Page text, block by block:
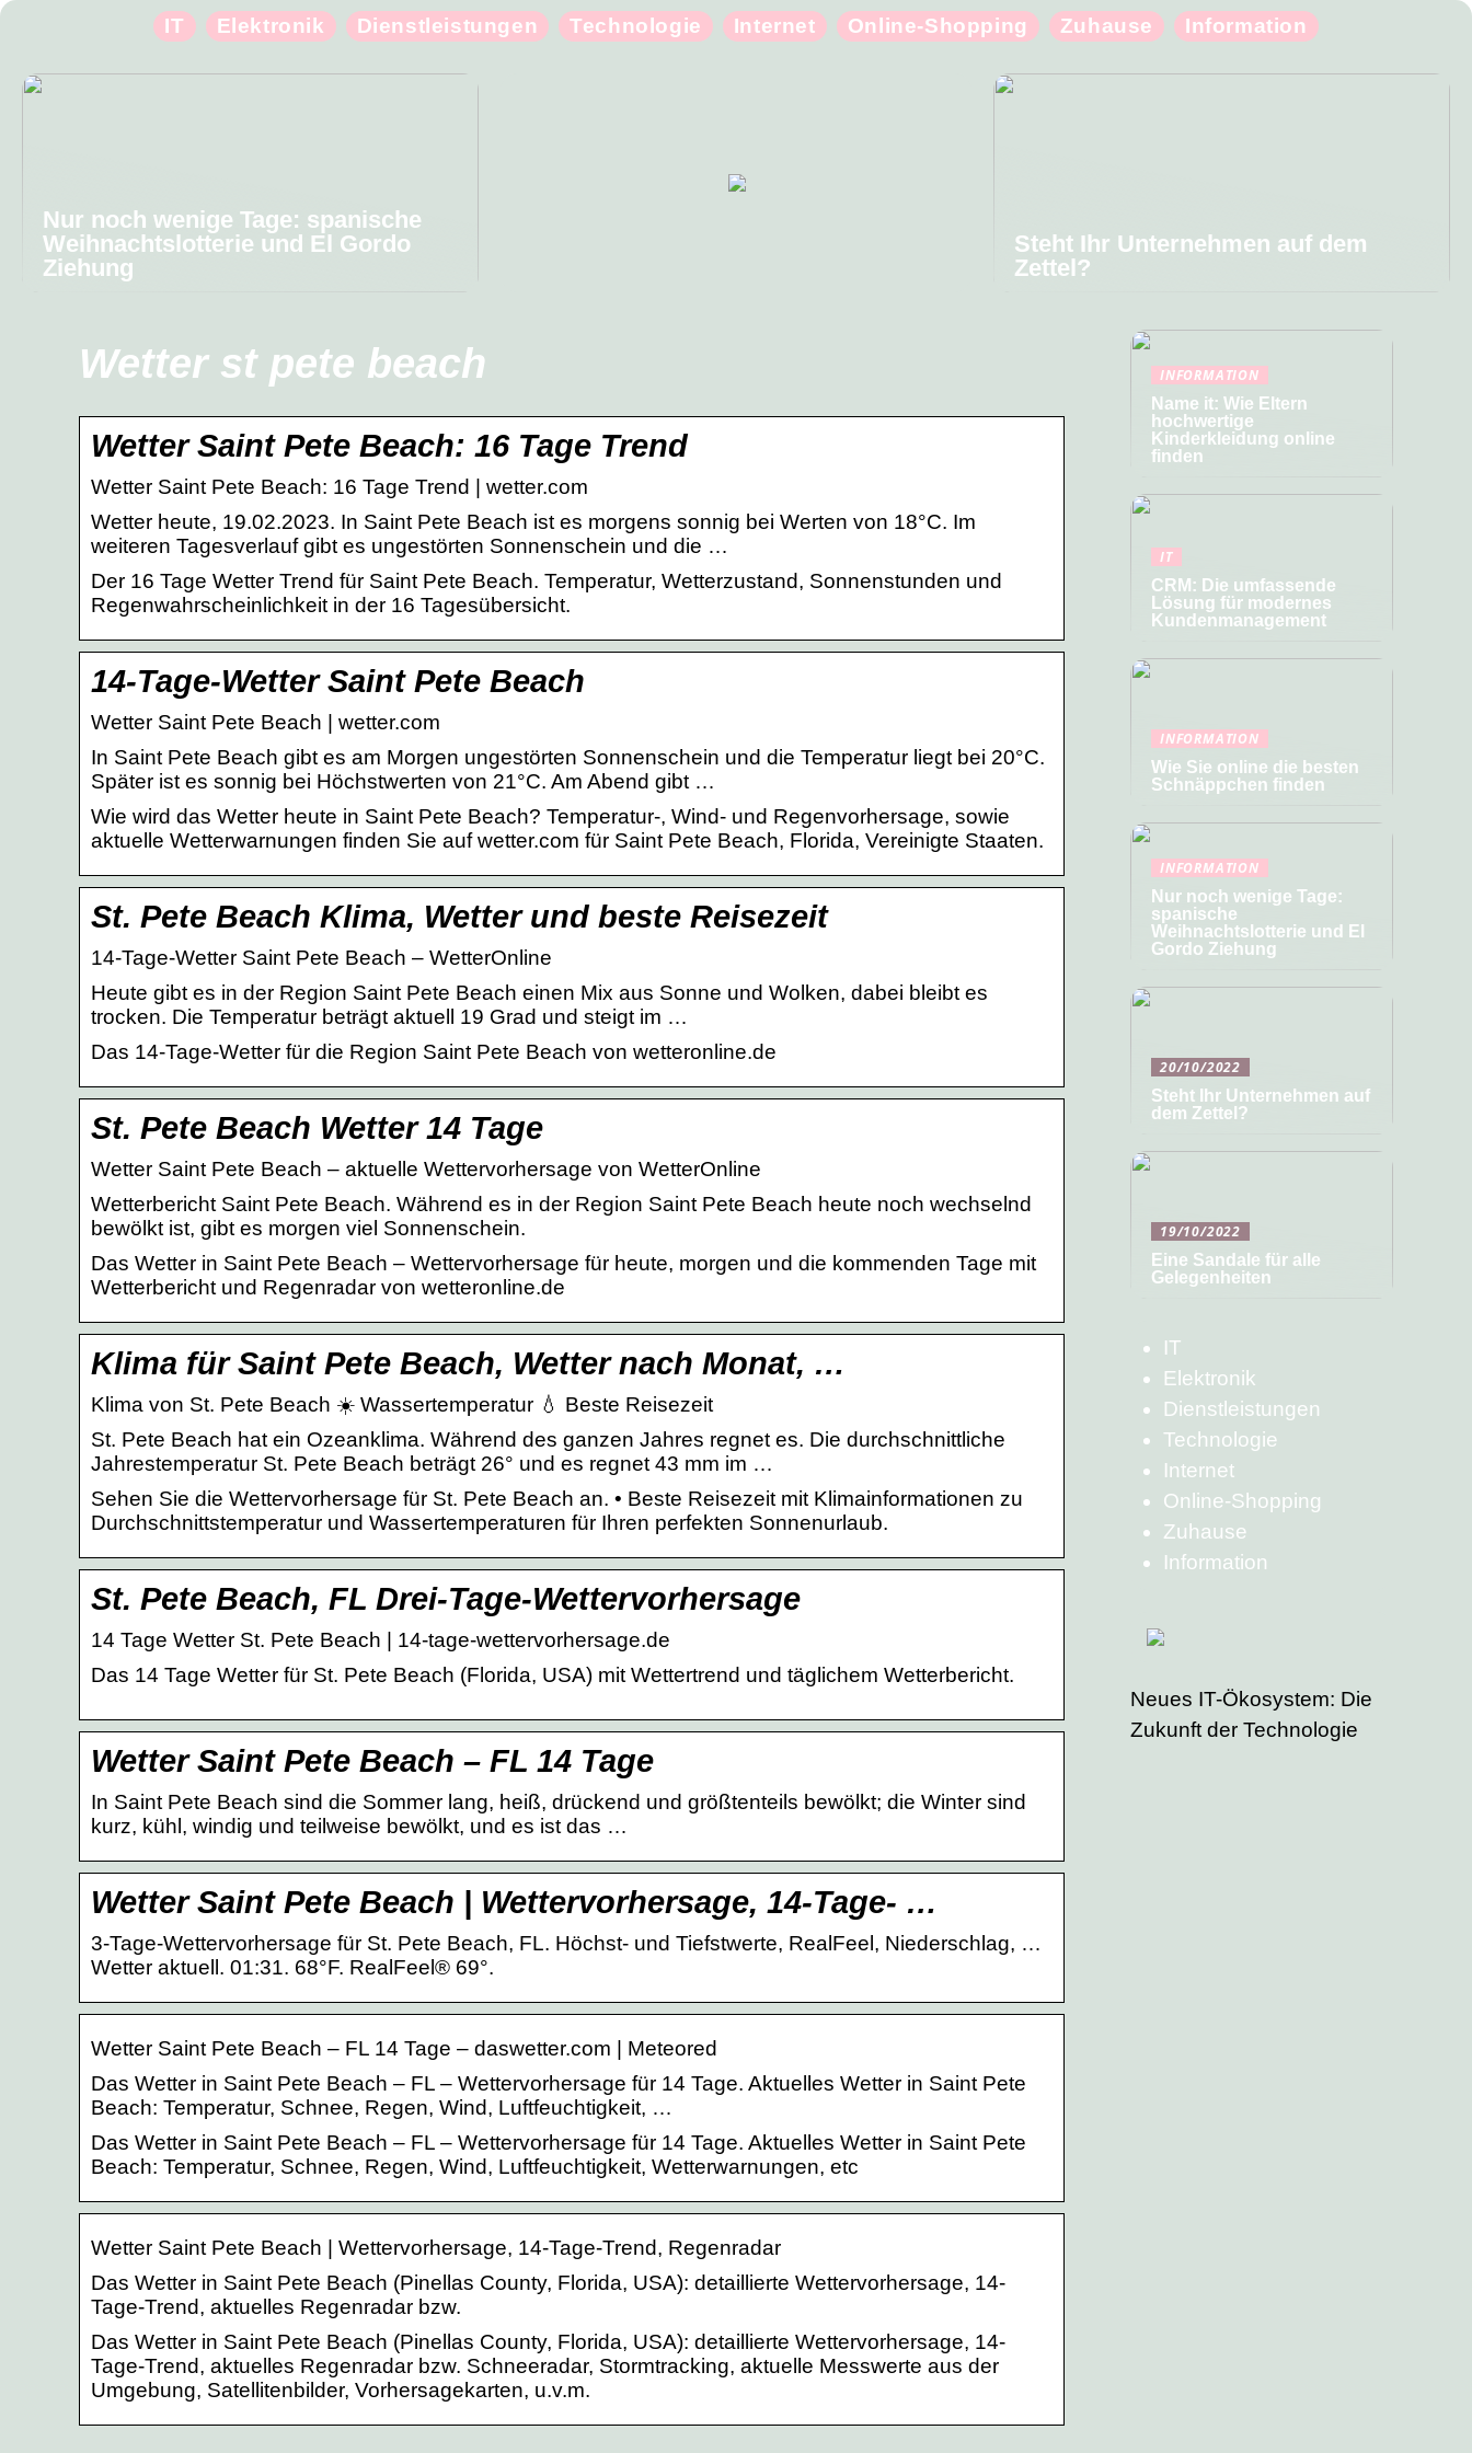
IT Elektronik Dienstleistungen Technologie Internet Online-Shopping Zuhause Information
Nur noch wenige Tage: spanische
Weihnachtslotterie und El Gordo
Ziehung
Steht Ihr Unternehmen auf dem
Zettel?
Wetter st pete beach
Wetter Saint Pete Beach: 16 Tage Trend
Wetter Saint Pete Beach: 16 Tage Trend | wetter.com
Wetter heute, 19.02.2023. In Saint Pete Beach ist es morgens sonnig bei Werten von 18°C. Im
weiteren Tagesverlauf gibt es ungestörten Sonnenschein und die …
Der 16 Tage Wetter Trend für Saint Pete Beach. Temperatur, Wetterzustand, Sonnenstunden und
Regenwahrscheinlichkeit in der 16 Tagesübersicht.
14-Tage-Wetter Saint Pete Beach
Wetter Saint Pete Beach | wetter.com
In Saint Pete Beach gibt es am Morgen ungestörten Sonnenschein und die Temperatur liegt bei 20°C.
Später ist es sonnig bei Höchstwerten von 21°C. Am Abend gibt …
Wie wird das Wetter heute in Saint Pete Beach? Temperatur-, Wind- und Regenvorhersage, sowie
aktuelle Wetterwarnungen finden Sie auf wetter.com für Saint Pete Beach, Florida, Vereinigte Staaten.
St. Pete Beach Klima, Wetter und beste Reisezeit
14-Tage-Wetter Saint Pete Beach – WetterOnline
Heute gibt es in der Region Saint Pete Beach einen Mix aus Sonne und Wolken, dabei bleibt es
trocken. Die Temperatur beträgt aktuell 19 Grad und steigt im …
Das 14-Tage-Wetter für die Region Saint Pete Beach von wetteronline.de
St. Pete Beach Wetter 14 Tage
Wetter Saint Pete Beach – aktuelle Wettervorhersage von WetterOnline
Wetterbericht Saint Pete Beach. Während es in der Region Saint Pete Beach heute noch wechselnd
bewölkt ist, gibt es morgen viel Sonnenschein.
Das Wetter in Saint Pete Beach – Wettervorhersage für heute, morgen und die kommenden Tage mit
Wetterbericht und Regenradar von wetteronline.de
Klima für Saint Pete Beach, Wetter nach Monat, …
Klima von St. Pete Beach ☀️ Wassertemperatur 💧 Beste Reisezeit
St. Pete Beach hat ein Ozeanklima. Während des ganzen Jahres regnet es. Die durchschnittliche
Jahrestemperatur St. Pete Beach beträgt 26° und es regnet 43 mm im …
Sehen Sie die Wettervorhersage für St. Pete Beach an. • Beste Reisezeit mit Klimainformationen zu
Durchschnittstemperatur und Wassertemperaturen für Ihren perfekten Sonnenurlaub.
St. Pete Beach, FL Drei-Tage-Wettervorhersage
14 Tage Wetter St. Pete Beach | 14-tage-wettervorhersage.de
Das 14 Tage Wetter für St. Pete Beach (Florida, USA) mit Wettertrend und täglichem Wetterbericht.
Wetter Saint Pete Beach – FL 14 Tage
In Saint Pete Beach sind die Sommer lang, heiß, drückend und größtenteils bewölkt; die Winter sind
kurz, kühl, windig und teilweise bewölkt, und es ist das …
Wetter Saint Pete Beach | Wettervorhersage, 14-Tage- …
3-Tage-Wettervorhersage für St. Pete Beach, FL. Höchst- und Tiefstwerte, RealFeel, Niederschlag, …
Wetter aktuell. 01:31. 68°F. RealFeel® 69°.
Wetter Saint Pete Beach – FL 14 Tage – daswetter.com | Meteored
Das Wetter in Saint Pete Beach – FL – Wettervorhersage für 14 Tage. Aktuelles Wetter in Saint Pete
Beach: Temperatur, Schnee, Regen, Wind, Luftfeuchtigkeit, …
Das Wetter in Saint Pete Beach – FL – Wettervorhersage für 14 Tage. Aktuelles Wetter in Saint Pete
Beach: Temperatur, Schnee, Regen, Wind, Luftfeuchtigkeit, Wetterwarnungen, etc
Wetter Saint Pete Beach | Wettervorhersage, 14-Tage-Trend, Regenradar
Das Wetter in Saint Pete Beach (Pinellas County, Florida, USA): detaillierte Wettervorhersage, 14-
Tage-Trend, aktuelles Regenradar bzw.
Das Wetter in Saint Pete Beach (Pinellas County, Florida, USA): detaillierte Wettervorhersage, 14-
Tage-Trend, aktuelles Regenradar bzw. Schneeradar, Stormtracking, aktuelle Messwerte aus der
Umgebung, Satellitenbilder, Vorhersagekarten, u.v.m.
INFORMATION
Name it: Wie Eltern
hochwertige
Kinderkleidung online
finden
IT
CRM: Die umfassende
Lösung für modernes
Kundenmanagement
INFORMATION
Wie Sie online die besten
Schnäppchen finden
INFORMATION
Nur noch wenige Tage:
spanische
Weihnachtslotterie und El
Gordo Ziehung
20/10/2022
Steht Ihr Unternehmen auf
dem Zettel?
19/10/2022
Eine Sandale für alle
Gelegenheiten
IT
Elektronik
Dienstleistungen
Technologie
Internet
Online-Shopping
Zuhause
Information
Neues IT-Ökosystem: Die
Zukunft der Technologie